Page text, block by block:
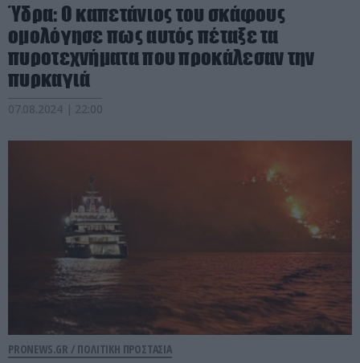
Ύδρα: Ο καπετάνιος του σκάφους
ομολόγησε πως αυτός πέταξε τα
πυροτεχνήματα που προκάλεσαν την
πυρκαγιά
07.08.2024 | 22:00
PRONEWS.GR / ΠΟΛΙΤΙΚΗ ΠΡΟΣΤΑΣΙΑ